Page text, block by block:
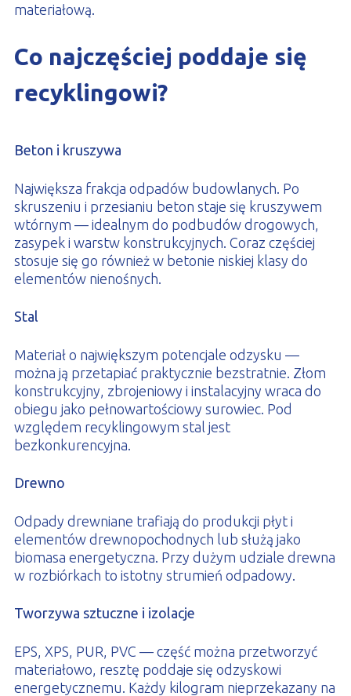
materiałową.
Co najczęściej poddaje się
recyklingowi?
Beton i kruszywa
Największa frakcja odpadów budowlanych. Po
skruszeniu i przesianiu beton staje się kruszywem
wtórnym — idealnym do podbudów drogowych,
zasypek i warstw konstrukcyjnych. Coraz częściej
stosuje się go również w betonie niskiej klasy do
elementów nienośnych.
Stal
Materiał o największym potencjale odzysku —
można ją przetapiać praktycznie bezstratnie. Złom
konstrukcyjny, zbrojeniowy i instalacyjny wraca do
obiegu jako pełnowartościowy surowiec. Pod
względem recyklingowym stal jest
bezkonkurencyjna.
Drewno
Odpady drewniane trafiają do produkcji płyt i
elementów drewnopochodnych lub służą jako
biomasa energetyczna. Przy dużym udziale drewna
w rozbiórkach to istotny strumień odpadowy.
Tworzywa sztuczne i izolacje
EPS, XPS, PUR, PVC — część można przetworzyć
materiałowo, resztę poddaje się odzyskowi
energetycznemu. Każdy kilogram nieprzekazany na